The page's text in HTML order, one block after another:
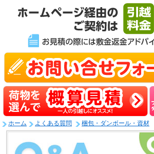
ホーム よくある質問 梱包・ダンボール・資材